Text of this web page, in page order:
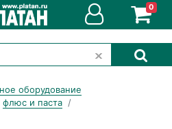
0
оборудование
флюс и паста